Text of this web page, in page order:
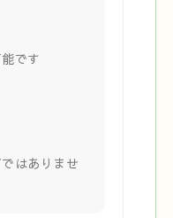
です
はありませ